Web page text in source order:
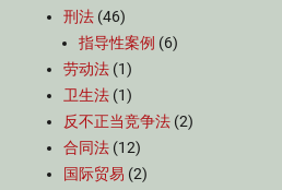
刑法 (46)
指导性案例 (6)
劳动法 (1)
卫生法 (1)
反不正当竞争法 (2)
合同法 (12)
国际贸易 (2)